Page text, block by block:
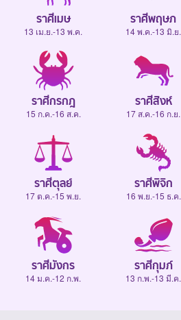
ราศีเมษ
13 เม.ย.-13 พ.ค.
ราศีพฤษภ
14 พ.ค.-13 มิ.ย.
ราศีกรกฎ
15 ก.ค.-16 ส.ค.
ราศีสิงห์
17 ส.ค.-16 ก.ย.
ราศีตุลย์
17 ต.ค.-15 พ.ย.
ราศีพิจิก
16 พ.ย.-15 ธ.ค.
ราศีมังกร
14 ม.ค.-12 ก.พ.
ราศีกุมภ์
13 ก.พ.-13 มี.ค.